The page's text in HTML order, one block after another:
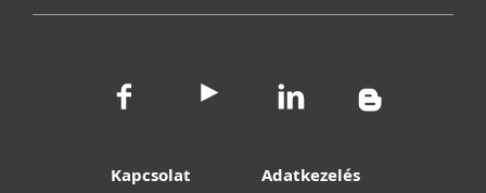
Kapcsolat Adatkezelés